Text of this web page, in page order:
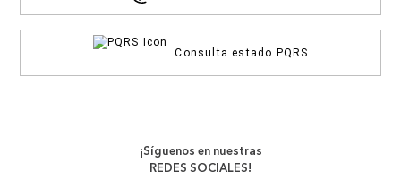
Consulta estado PQRS
¡Síguenos en nuestras
REDES SOCIALES!